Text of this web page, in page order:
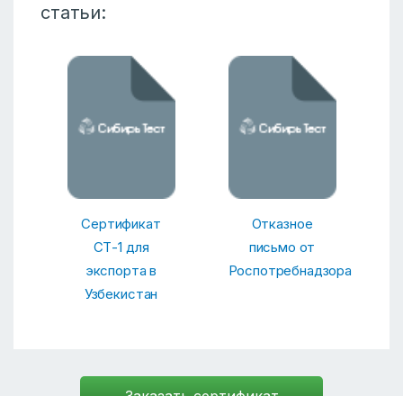
статьи:
Сертификат
СТ-1 для
экспорта в
Узбекистан
Отказное
письмо от
Роспотребнадзора